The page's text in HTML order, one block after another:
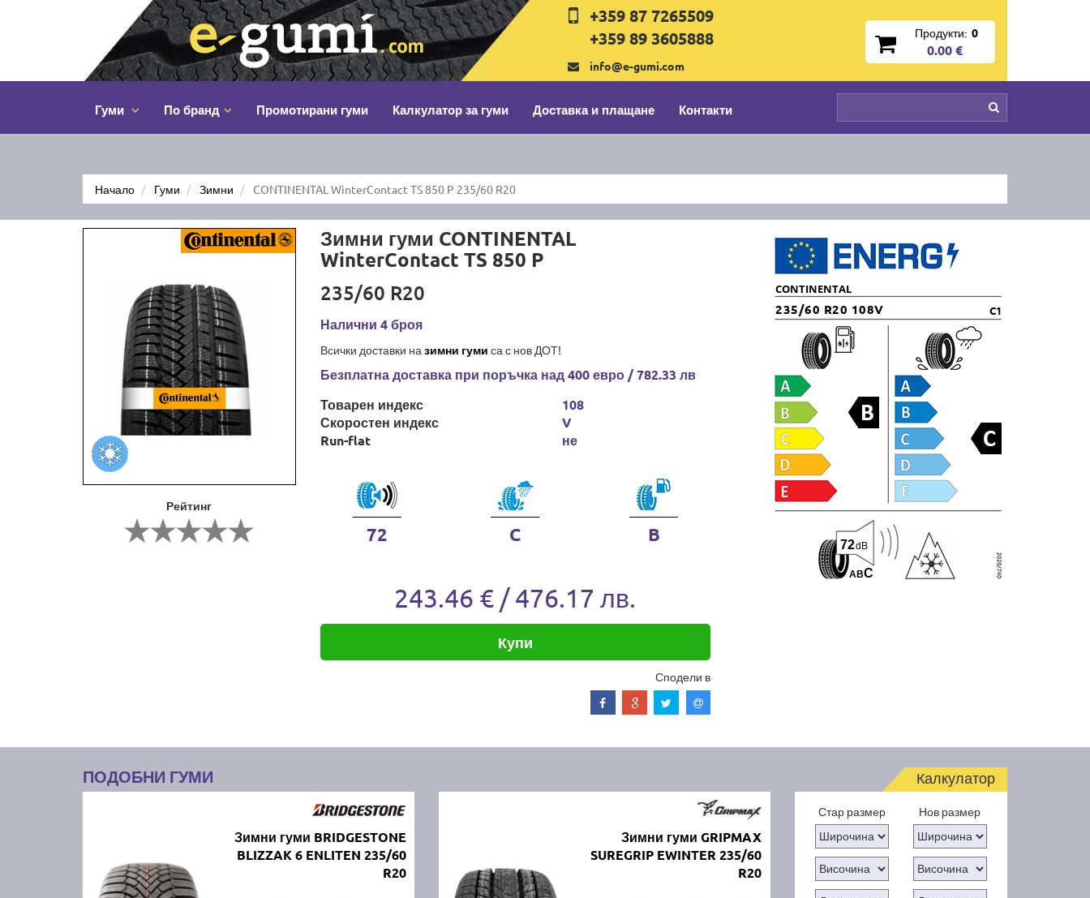
+359 87 7265509
+359 89 3605888
info@e-gumi.com
Продукти: 0
0.00 €
Гуми По бранд Промотирани гуми Калкулатор за гуми Доставка и плащане Контакти
Начало Гуми Зимни CONTINENTAL WinterContact TS 850 P 235/60 R20
Рейтинг
Зимни гуми CONTINENTAL
WinterContact TS 850 P
235/60 R20
Налични 4 броя
Всички доставки на зимни гуми са с нов ДОТ!
Безплатна доставка при поръчка над 400 евро / 782.33 лв
Товарен индекс
Скоростен индекс
Run-flat
108
V
не
72 C B
243.46 € / 476.17 лв.
Купи
Сподели в
CONTINENTAL
235/60 R20 108V C1
A BC
72dB
ПОДОБНИ ГУМИ
Зимни гуми BRIDGESTONE
BLIZZAK 6 ENLITEN 235/60
R20
Зимни гуми GRIPMAX
SUREGRIP EWINTER 235/60
R20
Калкулатор
Стар размер Нов размер